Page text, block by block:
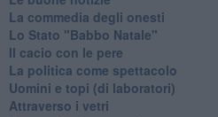
La commedia degli onesti
Lo Stato "Babbo Natale"
Il cacio con le pere
La politica come spettacolo
Uomini e topi (di laboratori)
Attraverso i vetri